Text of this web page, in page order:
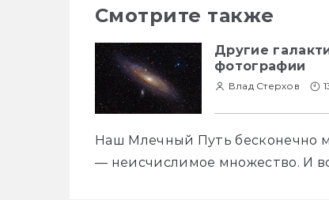
Смотрите также
Другие
фотографии
Влад Стерхов
Наш Млечный Путь бесконечно